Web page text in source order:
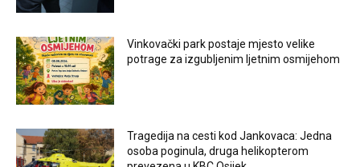
Vinkovački park postaje mjesto velike
potrage za izgubljenim ljetnim osmijehom
Tragedija na cesti kod Jankovaca: Jedna
osoba poginula, druga helikopterom